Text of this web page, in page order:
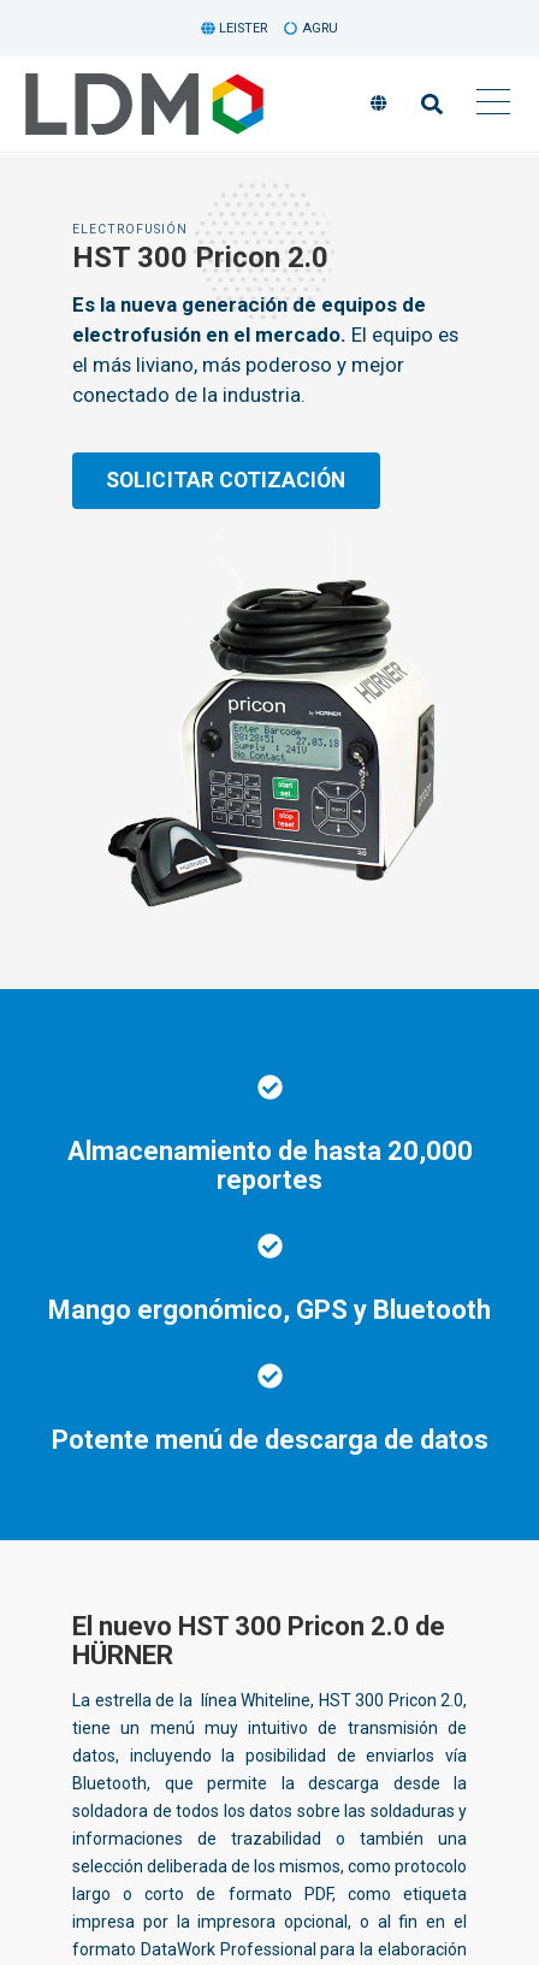
LEISTER AGRU
ELECTROFUSIÓN
HST 300 Pricon 2.0
Es la nueva generación de equipos de
electrofusión en el mercado. El equipo es
el más liviano, más poderoso y mejor
conectado de la industria.
SOLICITAR COTIZACIÓN
Almacenamiento de hasta 20,000
reportes
Mango ergonómico, GPS y Bluetooth
Potente menú de descarga de datos
El nuevo HST 300 Pricon 2.0 de
HÜRNER
La estrella de la línea Whiteline, HST 300 Pricon 2.0,
tiene un menú muy intuitivo de transmisión de
datos, incluyendo la posibilidad de enviarlos vía
Bluetooth, que permite la descarga desde la
soldadora de todos los datos sobre las soldaduras y
informaciones de trazabilidad o también una
selección deliberada de los mismos, como protocolo
largo o corto de formato PDF, como etiqueta
impresa por la impresora opcional, o al fin en el
formato DataWork Professional para la elaboración